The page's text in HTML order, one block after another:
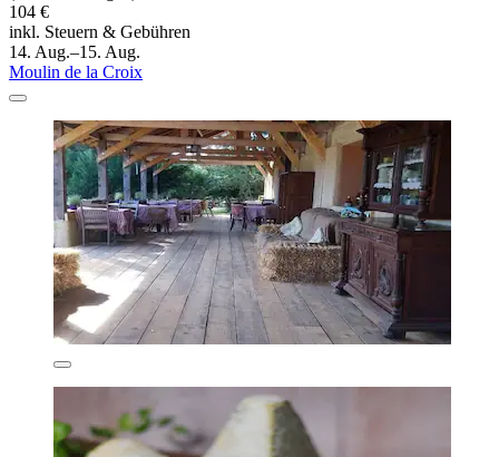
104 €
inkl. Steuern & Gebühren
14. Aug.–15. Aug.
Moulin de la Croix